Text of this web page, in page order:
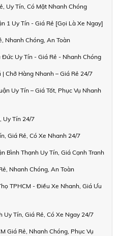
Uy Tín, Có Mặt Nhanh Chóng
1 Uy Tín - Giá Rẻ [Gọi Là Xe Ngay]
Nhanh Chóng, An Toàn
Đức Uy Tín - Giá Rẻ - Nhanh Chóng
Chở Hàng Nhanh – Giá Rẻ 24/7
Uy Tín – Giá Tốt, Phục Vụ Nhanh
Uy Tín 24/7
Giá Rẻ, Có Xe Nhanh 24/7
Bình Thạnh Uy Tín, Giá Cạnh Tranh
Nhanh Chóng, An Toàn
TPHCM - Điều Xe Nhanh, Giá Ưu
Uy Tín, Giá Rẻ, Có Xe Ngay 24/7
Giá Rẻ, Nhanh Chóng, Phục Vụ